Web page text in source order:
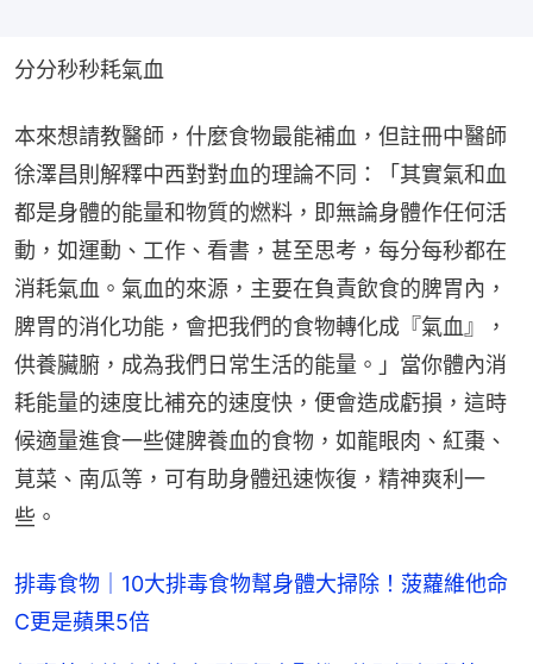
分分秒秒耗氣血
本來想請教醫師，什麼食物最能補血，但註冊中醫師
徐澤昌則解釋中西對對血的理論不同：「其實氣和血
都是身體的能量和物質的燃料，即無論身體作任何活
動，如運動、工作、看書，甚至思考，每分每秒都在
消耗氣血。氣血的來源，主要在負責飲食的脾胃內，
脾胃的消化功能，會把我們的食物轉化成『氣血』，
供養臟腑，成為我們日常生活的能量。」當你體內消
耗能量的速度比補充的速度快，便會造成虧損，這時
候適量進食一些健脾養血的食物，如龍眼肉、紅棗、
莧菜、南瓜等，可有助身體迅速恢復，精神爽利一
些。
排毒食物｜10大排毒食物幫身體大掃除！菠蘿維他命
C更是蘋果5倍